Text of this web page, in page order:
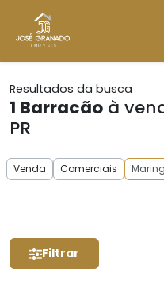
Resultados da busca
1 Barracão à
PR
Venda Comerciais
Filtrar